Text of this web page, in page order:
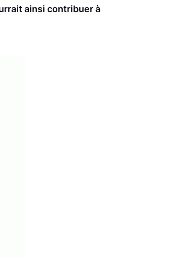
ainsi contribuer à